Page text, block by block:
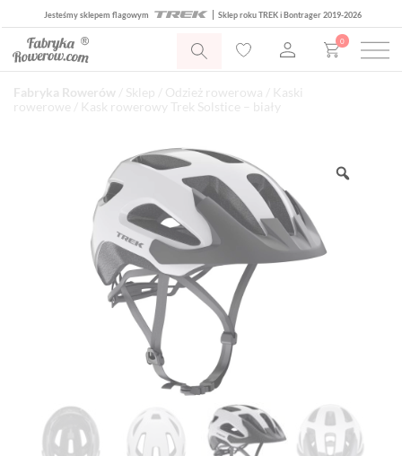
Jesteśmy sklepem flagowym Sklep roku TREK i Bontrager 2019-2026
0
Fabryka Rowerów Sklep Odzież rowerowa
Kaski
rowerowe / Kask rowerowy Trek Solstice – biały